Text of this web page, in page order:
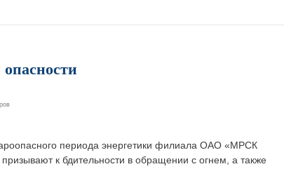
периода энергетики филиала ОАО «МРСК
к бдительности в обращении с огнем, а также